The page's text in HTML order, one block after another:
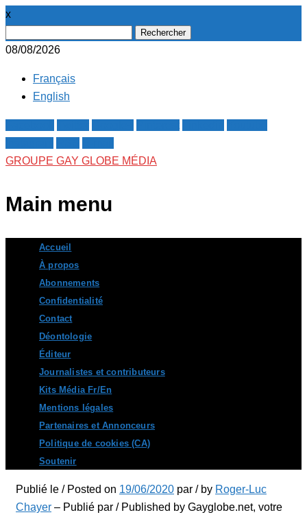
x
08/08/2026
Français
English
GROUPE GAY GLOBE MÉDIA
Main menu
content
Accueil
À propos
Abonnements
Confidentialité
Contact
Déontologie
Éditeur
Journalistes et contributeurs
Kits Média Fr/En
Mentions légales
Partenaires et Annonceurs
Politique de cookies (CA)
Soutenir
Publié le / Posted on 19/06/2020 par / by Roger-Luc
Chayer – Publié par / Published by Gayglobe.net, votre